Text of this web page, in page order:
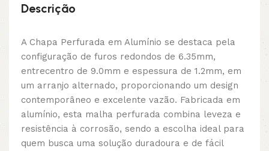
Descrição
A Chapa Perfurada em Alumínio se destaca pela
configuração de furos redondos de 6.35mm,
entrecentro de 9.0mm e espessura de 1.2mm, em
um arranjo alternado, proporcionando um design
contemporâneo e excelente vazão. Fabricada em
alumínio, esta malha perfurada combina leveza e
resistência à corrosão, sendo a escolha ideal para
quem busca uma solução duradoura e de fácil